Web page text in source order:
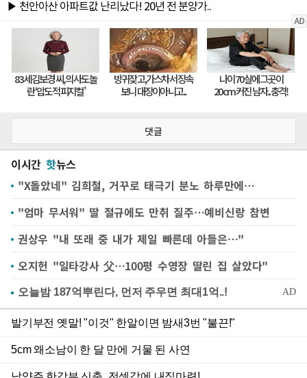
댓글
이시간 핫뉴스
"X돌았네" 김희철, 거꾸로 태극기 분노 하루만에…
"엄마 무서워" 딸 절규에도 만취 질주…예비신랑 참변
권상우 "내 또래 중 내가 제일 빠른데 아들은…"
오지헌 "일타강사 父…100평 수영장 딸린 집 살았다"